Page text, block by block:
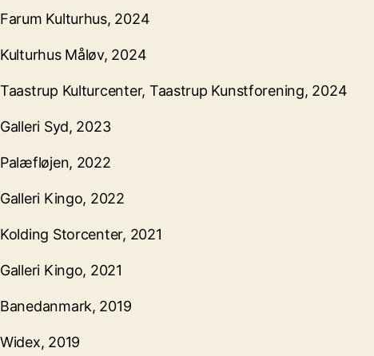
Farum Kulturhus, 2024
Kulturhus Måløv, 2024
Taastrup Kulturcenter, Taastrup Kunstforening, 2024
Galleri Syd, 2023
Palæfløjen, 2022
Galleri Kingo, 2022
Kolding Storcenter, 2021
Galleri Kingo, 2021
Banedanmark, 2019
Widex, 2019